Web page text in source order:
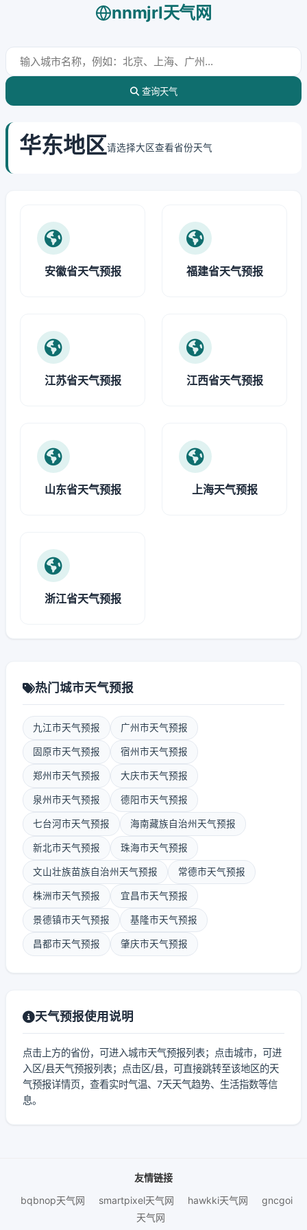
nnmjrl天气网
查询天气
华东地区请选择大区查看省份天气
安徽省天气预报 福建省天气预报
江苏省天气预报 江西省天气预报
山东省天气预报 上海天气预报
浙江省天气预报
热门城市天气预报
九江市天气预报 广州市天气预报
固原市天气预报 宿州市天气预报
郑州市天气预报 大庆市天气预报
泉州市天气预报 德阳市天气预报
七台河市天气预报 海南藏族自治州天气预报
新北市天气预报 珠海市天气预报
文山壮族苗族自治州天气预报 常德市天气预报
株洲市天气预报 宜昌市天气预报
景德镇市天气预报 基隆市天气预报
昌都市天气预报 肇庆市天气预报
天气预报使用说明
点击上方的省份，可进入城市天气预报列表；点击城市，可进
入区/县天气预报列表；点击区/县，可直接跳转至该地区的天
气预报详情页，查看实时气温、7天天气趋势、生活指数等信
息。
友情链接
bqbnop天气网
smartpixel天气网 hawkki天气网
gncgoi
天气网